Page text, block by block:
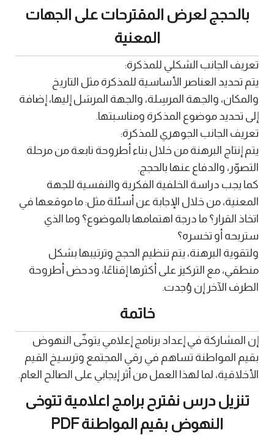
بالحجج لعرض المقترحات على الجهات
المعنية
تعريف الجانب الشكلي للمذكرة:
يتم تحديد العناصر الأساسية للمذكرة مثل التاريخ
والمكان، والجهة المرسِلة، والجهة المرسَل إليها، إضافة
إلى تحديد موضوع المذكرة ومناسبتها.
تعريف الجانب الجوهري للمذكرة:
يتم إنتاج البرهنة من خلال بناء أطروحة نابعة من مرحلة
التصوّر، والدفاع عنها بالحجج.
كما يجب دراسة الخلفية الفكرية والنفسية للجهة
المعنية، من خلال الإجابة عن أسئلة مثل: ما موقعها في
اتخاذ القرار؟ ما درجة اهتمامها بالموضوع؟ وما الذي
ستربحه أو تخسره؟
ولتقوية البرهنة، يتم تنظيم الحجج وترتيبها بشكل
منطقي، مع التركيز على أكثرها إقناعًا، ودحض أطروحة
الطرف الآخر إن وُجدت.
خاتمة
إن المشاركة في إعداد برنامج إعلامي يتوخّى النهوض
بقيم المواطنة تساهم في رقي المجتمع وترسيخ القيم
الأخلاقية، لما لهذا العمل من أثر إيجابي على الصالح العام.
تنزيل درس نقترح برامج اعلامية تتوخى
النهوض بقيم المواطنة PDF